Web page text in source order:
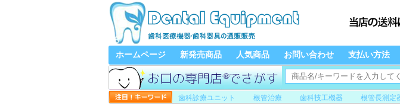
ホームページ 新発売商品 人気商品 お問い合わせ 支払い方法
歯科診療ユニット 根管治療 歯科技工機器 根管長測定